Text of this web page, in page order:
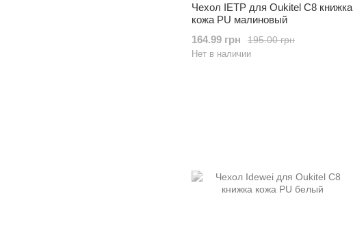
Чехол IETP для Oukitel C8 книжка
кожа PU малиновый
195.00 грн
164.99 грн
Нет в наличии